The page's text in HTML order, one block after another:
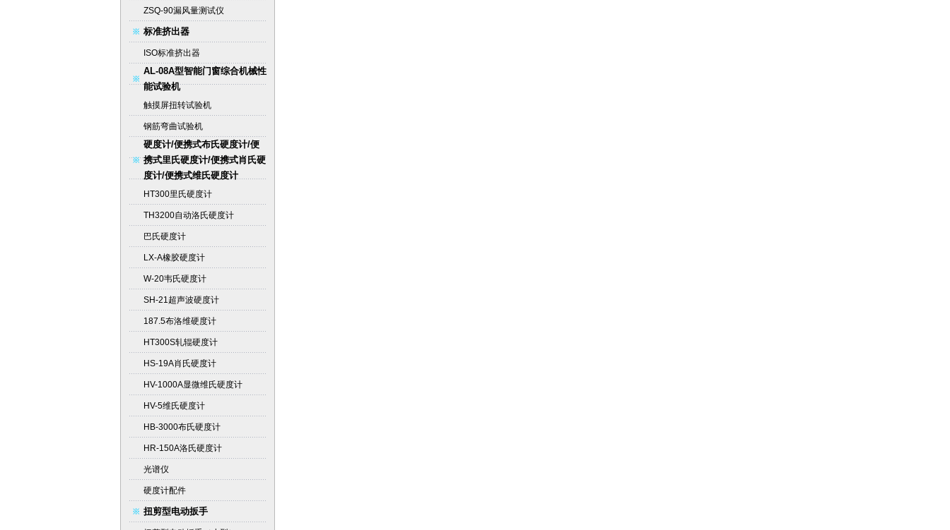
ZSQ-90漏风量测试仪
标准挤出器
ISO标准挤出器
AL-08A型智能门窗综合机械性
能试验机
触摸屏扭转试验机
钢筋弯曲试验机
硬度计/便携式布氏硬度计/便
携式里氏硬度计/便携式肖氏硬
度计/便携式维氏硬度计
HT300里氏硬度计
TH3200自动洛氏硬度计
巴氏硬度计
LX-A橡胶硬度计
W-20韦氏硬度计
SH-21超声波硬度计
187.5布洛维硬度计
HT300S轧辊硬度计
HS-19A肖氏硬度计
HV-1000A显微维氏硬度计
HV-5维氏硬度计
HB-3000布氏硬度计
HR-150A洛氏硬度计
光谱仪
硬度计配件
扭剪型电动扳手